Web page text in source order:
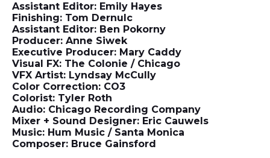
Assistant Editor: Emily Hayes
Finishing: Tom Dernulc
Assistant Editor: Ben Pokorny
Producer: Anne Siwek
Executive Producer: Mary Caddy
Visual FX: The Colonie / Chicago
VFX Artist: Lyndsay McCully
Color Correction: CO3
Colorist: Tyler Roth
Audio: Chicago Recording Company
Mixer + Sound Designer: Eric Cauwels
Music: Hum Music / Santa Monica
Composer: Bruce Gainsford